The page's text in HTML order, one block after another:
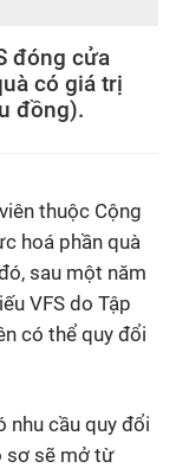
đóng cửa
có giá trị
đồng).
thuộc Cộng
hoá phần quà
sau một năm
VFS do Tập
có thể quy đổi
nhu cầu quy đổi
sơ sẽ mở từ